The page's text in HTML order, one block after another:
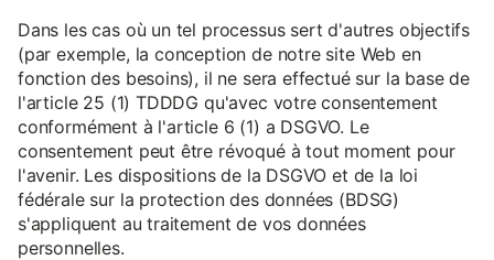
Dans les cas où un tel processus sert d'autres objectifs
(par exemple, la conception de notre site Web en
fonction des besoins), il ne sera effectué sur la base de
l'article 25 (1) TDDDG qu'avec votre consentement
conformément à l'article 6 (1) a DSGVO. Le
consentement peut être révoqué à tout moment pour
l'avenir. Les dispositions de la DSGVO et de la loi
fédérale sur la protection des données (BDSG)
s'appliquent au traitement de vos données
personnelles.